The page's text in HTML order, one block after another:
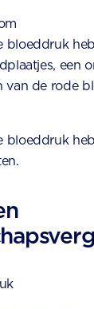
bloeddruk
een
van de rode
bloeddruk